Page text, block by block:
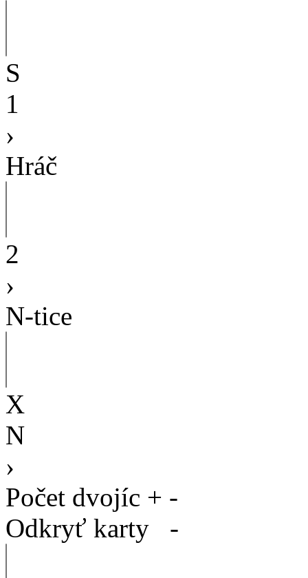
S
1
›
Hráč
2
›
N-tice
X
N
›
Počet dvojíc + -
Odkryť karty
-